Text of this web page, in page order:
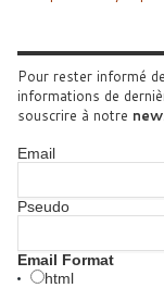
Pour rester informé
informations de
souscrire à notre
Email
Pseudo
Email Format
html